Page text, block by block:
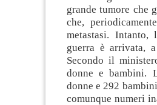
grande tumore che
che,
metastasi.
guerra è arrivata,
Secondo il
donne e bambini.
donne e 292
comunque numeri